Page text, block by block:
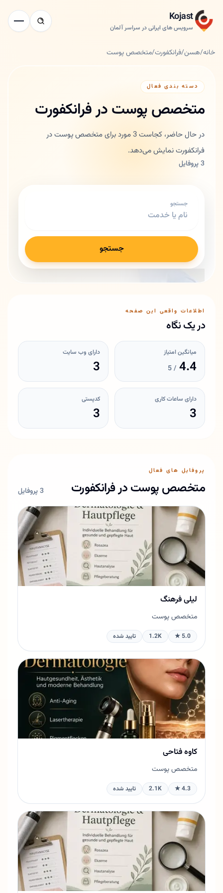
Kojast
سرویس های ایرانی در سراسر آلمان
خانه/هسن/فرانکفورت/متخصص پوست
دسته بندی فعال
متخصص پوست در فرانکفورت
در حال حاضر، کجاست 3 مورد برای متخصص پوست در
فرانکفورت نمایش می‌دهد.
3 پروفایل
جستجو
جستجو
اطلاعات واقعی این صفحه
در یک نگاه
میانگین امتیاز
4.4
/ 5
دارای وب سایت
3
دارای ساعات کاری
3
کدپستی
3
پروفایل های فعال
متخصص پوست در فرانکفورت 3 پروفایل
لیلی فرهنگ
متخصص پوست
5.0 ★
1.2K تایید شده
کاوه فتاحی
متخصص پوست
4.3 ★
2.1K تایید شده